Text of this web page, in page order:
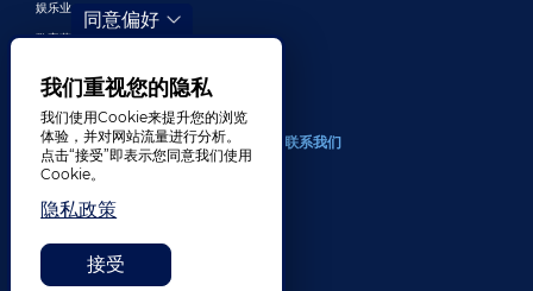
娱乐业
数字营销与广告
关于
招贤纳士
奖项
联系我们
同意偏好
我们重视您的隐私
我们使用Cookie来提升您的浏览
体验，并对网站流量进行分析。
点击“接受”即表示您同意我们使用
Cookie。
隐私政策
接受